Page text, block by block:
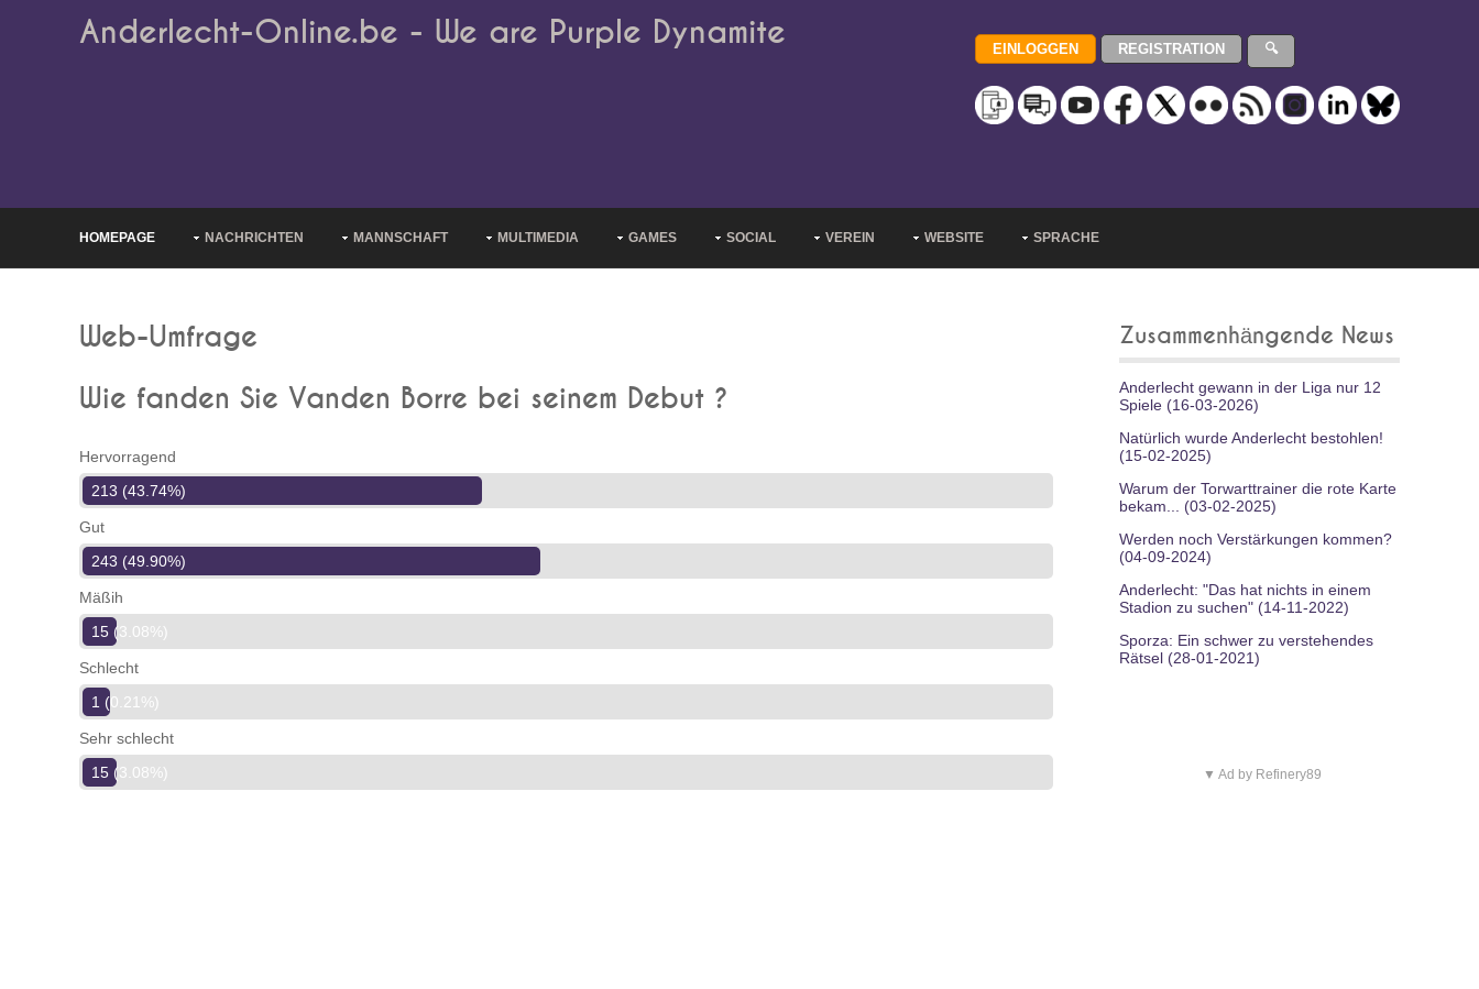
Anderlecht-Online.be - We are Purple Dynamite
HOMEPAGE NACHRICHTEN MANNSCHAFT MULTIMEDIA GAMES SOCIAL VEREIN WEBSITE SPRACHE
Web-Umfrage
Wie fanden Sie Vanden Borre bei seinem Debut ?
Hervorragend
213 (43.74%)
Gut
243 (49.90%)
Mäßih
15 (3.08%)
Schlecht
1 (0.21%)
Sehr schlecht
15 (3.08%)
Zusammenhängende News
Anderlecht gewann in der Liga nur 12
Spiele (16-03-2026)
Natürlich wurde Anderlecht bestohlen!
(15-02-2025)
Warum der Torwarttrainer die rote Karte
bekam... (03-02-2025)
Werden noch Verstärkungen kommen?
(04-09-2024)
Anderlecht: "Das hat nichts in einem
Stadion zu suchen" (14-11-2022)
Sporza: Ein schwer zu verstehendes
Rätsel (28-01-2021)
▼ Ad by Refinery89